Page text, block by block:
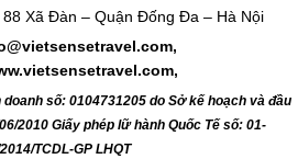
88 Xã Đàn – Quận Đống Đa – Hà Nội
số: 0104731205 do Sở kế hoạch và đầu
2010 Giấy phép lữ hành Quốc Tế số: 01-
TCDL-GP LHQT